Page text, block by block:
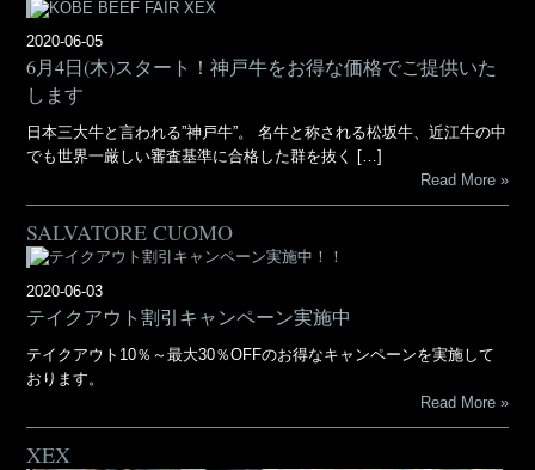
2020-06-05
6月4日(木)スタート！神戸牛をお得な価格でご提供いた
します
日本三大牛と言われる”神戸牛”。 名牛と称される松坂牛、近江牛の中
でも世界一厳しい審査基準に合格した群を抜く […]
Read More
SALVATORE CUOMO
2020-06-03
テイクアウト割引キャンペーン実施中
テイクアウト10％～最大30％OFFのお得なキャンペーンを実施して
おります。
Read More
XEX